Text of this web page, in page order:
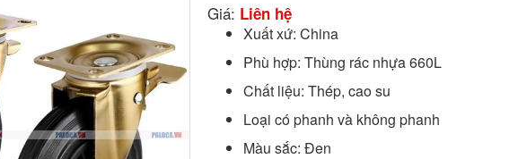
Giá: Liên hệ
Xuất xứ: China
Phù hợp: Thùng rác nhựa 660L
Chất liệu: Thép, cao su
Loại có phanh và không phanh
Màu sắc: Đen